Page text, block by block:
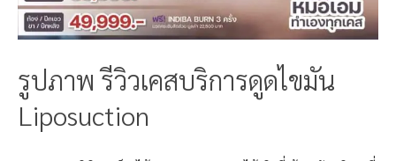
รูปภาพ รีวิวเคสบริการดูดไขมัน
Liposuction